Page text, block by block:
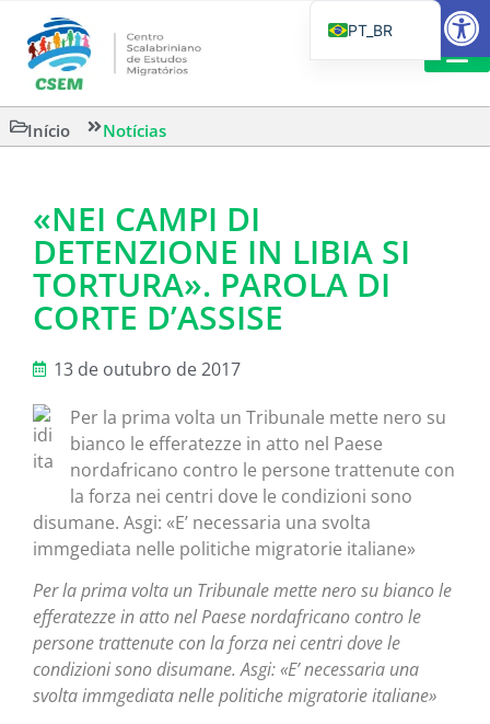
Início Notícias
«NEI CAMPI DI
DETENZIONE IN LIBIA SI
TORTURA». PAROLA DI
CORTE D’ASSISE
13 de outubro de 2017
Per la prima volta un Tribunale mette nero su
bianco le efferatezze in atto nel Paese
nordafricano contro le persone trattenute con
la forza nei centri dove le condizioni sono
disumane. Asgi: «E’ necessaria una svolta
immgediata nelle politiche migratorie italiane»
Per la prima volta un Tribunale mette nero su bianco le
efferatezze in atto nel Paese nordafricano contro le
persone trattenute con la forza nei centri dove le
condizioni sono disumane. Asgi: «E’ necessaria una
svolta immgediata nelle politiche migratorie italiane»
PT_BR
IT